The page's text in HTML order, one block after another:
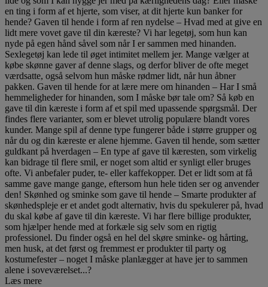
en ting i form af et hjerte, som viser, at dit hjerte kun banker for
hende? Gaven til hende i form af ren nydelse – Hvad med at give en
lidt mere vovet gave til din kæreste? Vi har legetøj, som hun kan
nyde på egen hånd såvel som når I er sammen med hinanden.
Sexlegetøj kan lede til øget intimitet mellem jer. Mange vælger at
købe skønne gaver af denne slags, og derfor bliver de ofte meget
værdsatte, også selvom hun måske rødmer lidt, når hun åbner
pakken. Gaven til hende for at lære mere om hinanden – Har I små
hemmeligheder for hinanden, som I måske bør tale om? Så køb en
gave til din kæreste i form af et spil med upassende spørgsmål. Der
findes flere varianter, som er blevet utrolig populære blandt vores
kunder. Mange spil af denne type fungerer både i større grupper og
når du og din kæreste er alene hjemme. Gaven til hende, som sætter
guldkant på hverdagen – En type af gave til kæresten, som virkelig
kan bidrage til flere smil, er noget som altid er synligt eller bruges
ofte. Vi anbefaler puder, te- eller kaffekopper. Det er lidt som at få
samme gave mange gange, eftersom hun hele tiden ser og anvender
den! Skønhed og sminke som gave til hende – Smarte produkter af
skønhedspleje er et andet godt alternativ, hvis du spekulerer på, hvad
du skal købe af gave til din kæreste. Vi har flere billige produkter,
som hjælper hende med at forkæle sig selv som en rigtig
professionel. Du finder også en hel del skøre sminke- og hårting,
men husk, at det først og fremmest er produkter til party og
kostumefester – noget I måske planlægger at have jer to sammen
alene i soveværelset...?
Læs mere